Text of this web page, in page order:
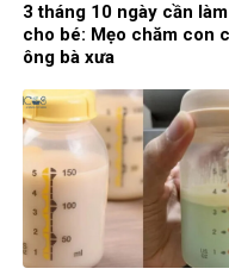
3 tháng 10 ngày cần
cho bé: Mẹo chăm con
ông bà xưa